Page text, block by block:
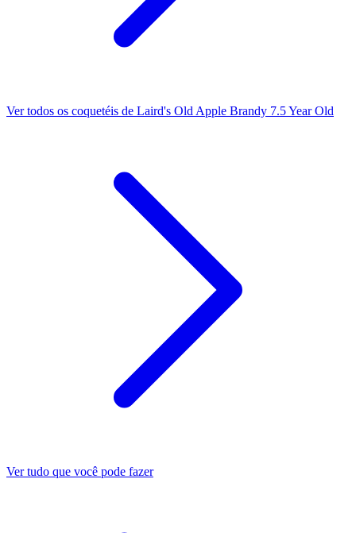
Ver todos os coquetéis de Laird's Old Apple Brandy 7.5 Year Old
Ver tudo que você pode fazer